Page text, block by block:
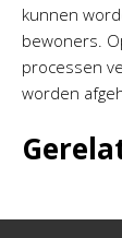
kunnen
bewoners.
processen
worden